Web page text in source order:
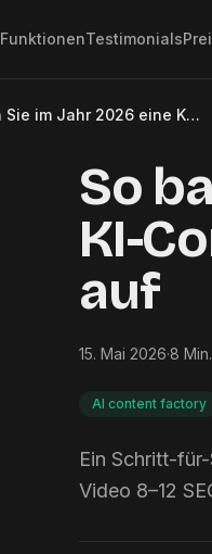
FunktionenTestimonials
So bauen Sie im Jahr 2026 eine KI-Content-Fabrik aus Videos auf
So
KI-
auf
15. Mai 2026·8
AI content factory
Ein Schritt-
Video 8–12